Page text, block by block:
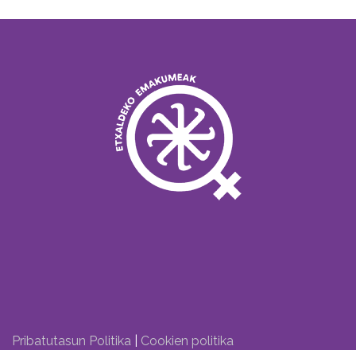
Pribatutasun Politika Cookien politika